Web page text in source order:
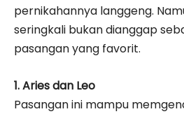
pernikahannya langgeng.
seringkali bukan dianggap
pasangan yang favorit.
1. Aries dan Leo
Pasangan ini mampu